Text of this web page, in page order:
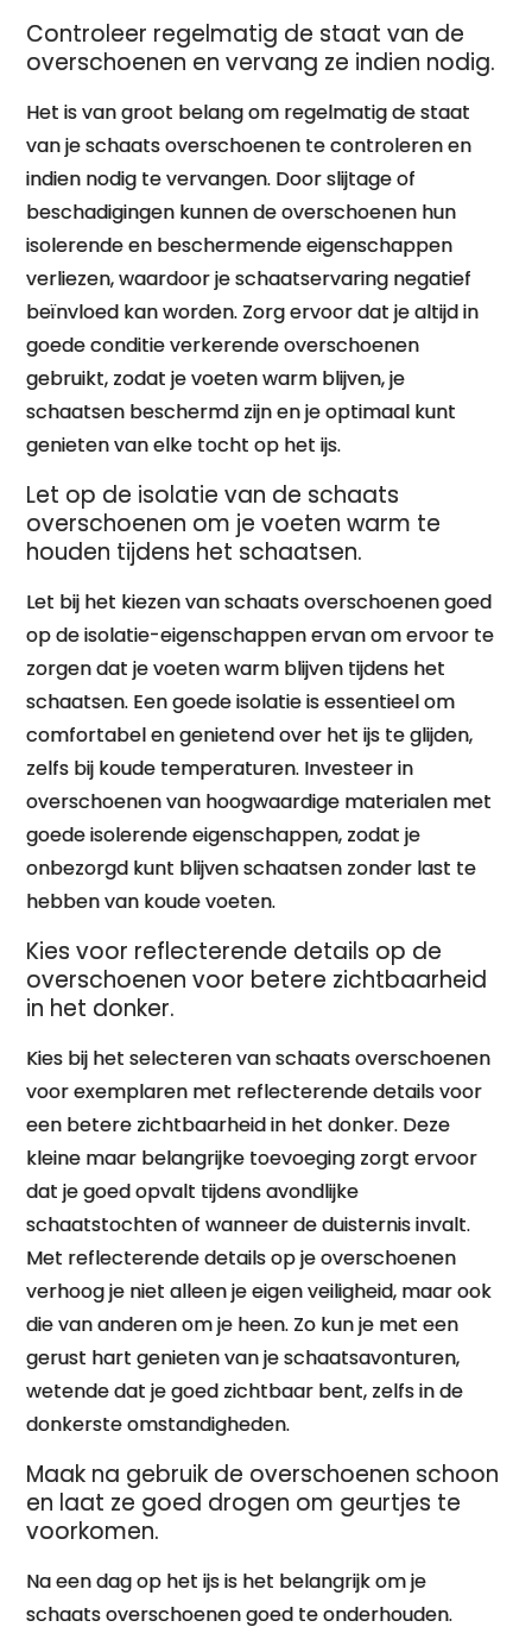
Controleer regelmatig de staat van de
overschoenen en vervang ze indien nodig.
Het is van groot belang om regelmatig de staat
van je schaats overschoenen te controleren en
indien nodig te vervangen. Door slijtage of
beschadigingen kunnen de overschoenen hun
isolerende en beschermende eigenschappen
verliezen, waardoor je schaatservaring negatief
beïnvloed kan worden. Zorg ervoor dat je altijd in
goede conditie verkerende overschoenen
gebruikt, zodat je voeten warm blijven, je
schaatsen beschermd zijn en je optimaal kunt
genieten van elke tocht op het ijs.
Let op de isolatie van de schaats
overschoenen om je voeten warm te
houden tijdens het schaatsen.
Let bij het kiezen van schaats overschoenen goed
op de isolatie-eigenschappen ervan om ervoor te
zorgen dat je voeten warm blijven tijdens het
schaatsen. Een goede isolatie is essentieel om
comfortabel en genietend over het ijs te glijden,
zelfs bij koude temperaturen. Investeer in
overschoenen van hoogwaardige materialen met
goede isolerende eigenschappen, zodat je
onbezorgd kunt blijven schaatsen zonder last te
hebben van koude voeten.
Kies voor reflecterende details op de
overschoenen voor betere zichtbaarheid
in het donker.
Kies bij het selecteren van schaats overschoenen
voor exemplaren met reflecterende details voor
een betere zichtbaarheid in het donker. Deze
kleine maar belangrijke toevoeging zorgt ervoor
dat je goed opvalt tijdens avondlijke
schaatstochten of wanneer de duisternis invalt.
Met reflecterende details op je overschoenen
verhoog je niet alleen je eigen veiligheid, maar ook
die van anderen om je heen. Zo kun je met een
gerust hart genieten van je schaatsavonturen,
wetende dat je goed zichtbaar bent, zelfs in de
donkerste omstandigheden.
Maak na gebruik de overschoenen schoon
en laat ze goed drogen om geurtjes te
voorkomen.
Na een dag op het ijs is het belangrijk om je
schaats overschoenen goed te onderhouden.